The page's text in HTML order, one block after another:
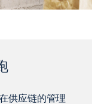
供应链的管理